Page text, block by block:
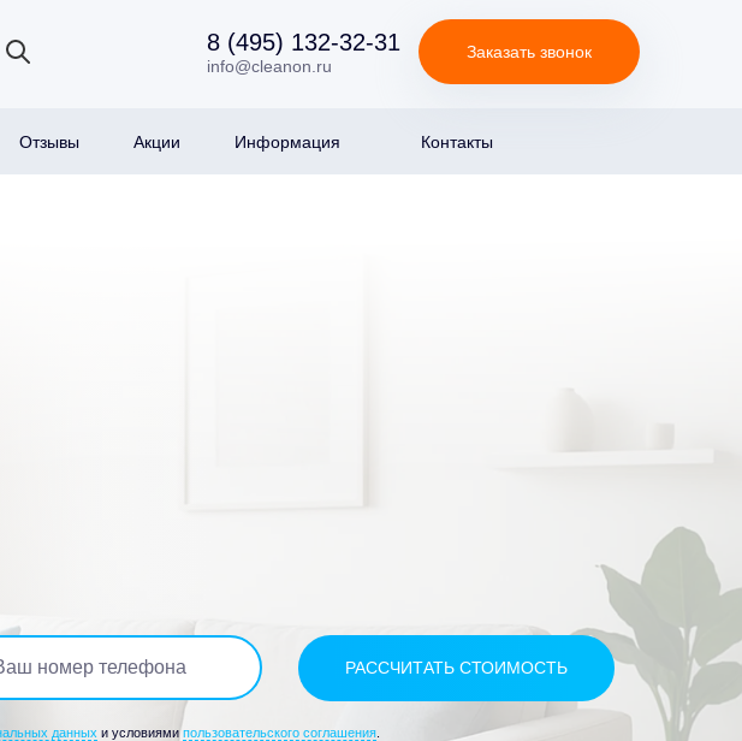
8 (495) 132-32-31
info@cleanon.ru
Заказать звонок
Отзывы Акции Информация Контакты
данных и условиямипользовательского соглашения